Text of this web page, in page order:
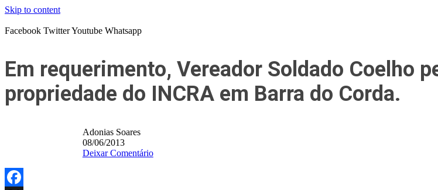
Skip to content
Facebook TwitterYoutube Whatsapp
Em requerimento, Vereador Soldado Coelho
propriedade do INCRA em Barra do Corda.
Adonias Soares
08/06/2013
Deixar Comentário